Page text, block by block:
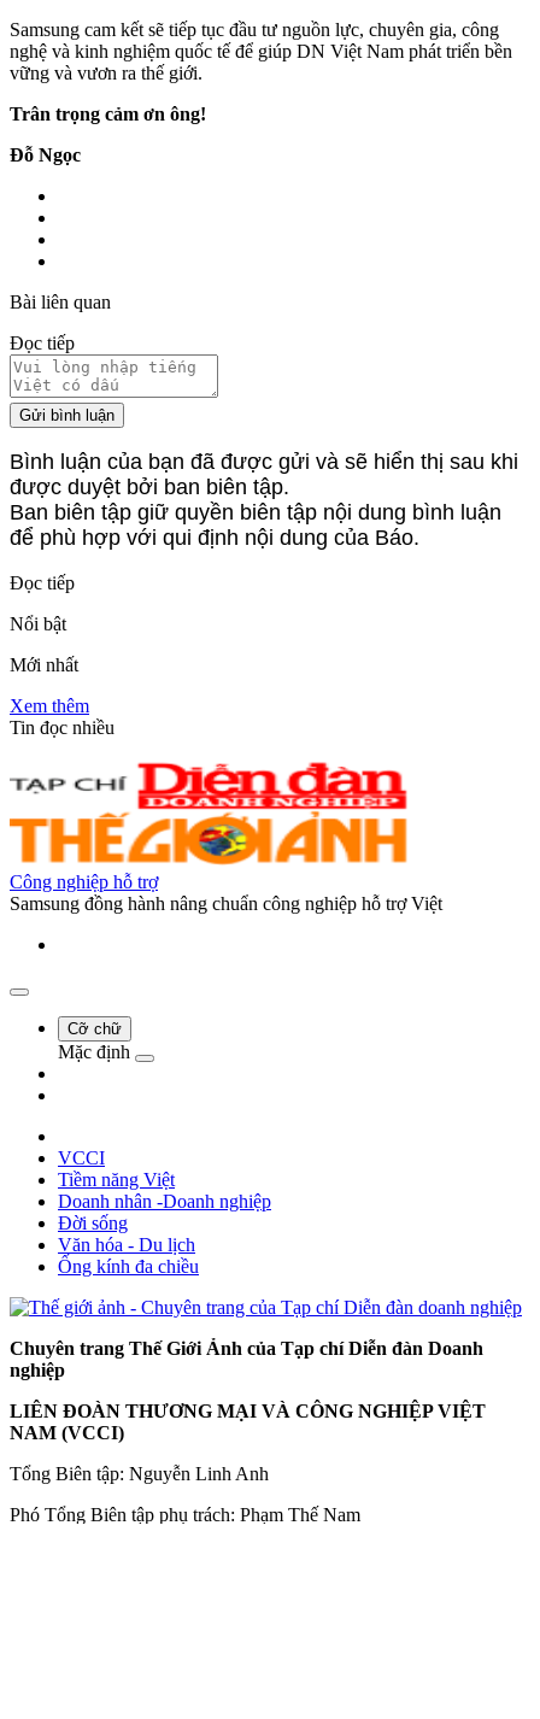
Samsung cam kết sẽ tiếp tục đầu tư nguồn lực, chuyên gia, công
nghệ và kinh nghiệm quốc tế để giúp DN Việt Nam phát triển bền
vững và vươn ra thế giới.
Trân trọng cảm ơn ông!
Đỗ Ngọc
Bài liên quan
Đọc tiếp
Gửi bình luận
Bình luận của bạn đã được gửi và sẽ hiển thị sau khi
được duyệt bởi ban biên tập.
Ban biên tập giữ quyền biên tập nội dung bình luận
để phù hợp với qui định nội dung của Báo.
Đọc tiếp
Nổi bật
Mới nhất
Xem thêm
Tin đọc nhiều
Công nghiệp hỗ trợ
Samsung đồng hành nâng chuẩn công nghiệp hỗ trợ Việt
Cỡ chữ
Mặc định
VCCI
Tiềm năng Việt
Doanh nhân -Doanh nghiệp
Đời sống
Văn hóa - Du lịch
Ống kính đa chiều
Chuyên trang Thế Giới Ảnh của Tạp chí Diễn đàn Doanh
nghiệp
LIÊN ĐOÀN THƯƠNG MẠI VÀ CÔNG NGHIỆP VIỆT
NAM (VCCI)
Tổng Biên tập: Nguyễn Linh Anh
Phó Tổng Biên tập phụ trách: Phạm Thế Nam